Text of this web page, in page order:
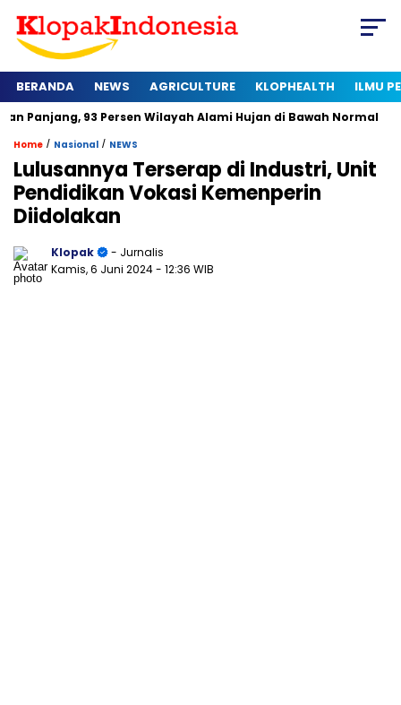
BERANDA NEWS AGRICULTURE KLOPHEALTH ILMU
Persen Wilayah Alami Hujan di Bawah Normal Kapan
Home / Nasional / NEWS
Lulusannya Terserap di Industri, Unit
Pendidikan Vokasi Kemenperin
Diidolakan
Klopak
- Jurnalis
Kamis, 6 Juni 2024- 12:36 WIB